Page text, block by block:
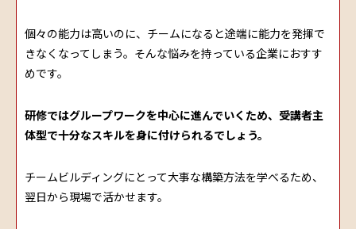
個々の能力は高いのに、チームになると途端に能力を発揮で
きなくなってしまう。そんな悩みを持っている企業におすす
めです。
研修ではグループワークを中心に進んでいくため、受講者主
体型で十分なスキルを身に付けられるでしょう。
チームビルディングにとって大事な構築方法を学べるため、
翌日から現場で活かせます。